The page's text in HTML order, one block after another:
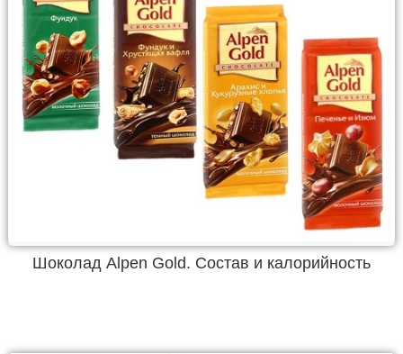
Шоколад Alpen Gold. Состав и калорийность